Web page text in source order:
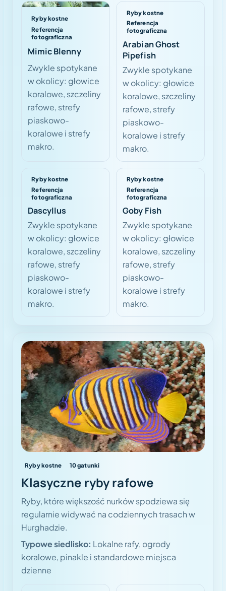
Ryby kostne
Referencja
fotograficzna
Mimic Blenny
Zwykle spotykane
w okolicy: głowice
koralowe, szczeliny
rafowe, strefy
piaskowo-
koralowe i strefy
makro.
Ryby kostne
Referencja
fotograficzna
Arabian Ghost
Pipefish
Zwykle spotykane
w okolicy: głowice
koralowe, szczeliny
rafowe, strefy
piaskowo-
koralowe i strefy
makro.
Ryby kostne
Referencja
fotograficzna
Dascyllus
Zwykle spotykane
w okolicy: głowice
koralowe, szczeliny
rafowe, strefy
piaskowo-
koralowe i strefy
makro.
Ryby kostne
Referencja
fotograficzna
Goby Fish
Zwykle spotykane
w okolicy: głowice
koralowe, szczeliny
rafowe, strefy
piaskowo-
koralowe i strefy
makro.
Ryby kostne 10gatunki
Klasyczne ryby rafowe
Ryby, które większość nurków spodziewa się
regularnie widywać na codziennych trasach w
Hurghadzie.
Typowe siedlisko: Lokalne rafy, ogrody
koralowe, pinakle i standardowe miejsca
dzienne